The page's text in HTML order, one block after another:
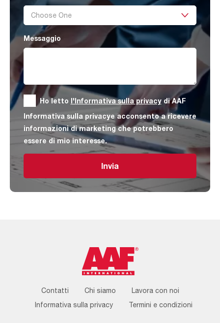
Messaggio
Ho letto l'Informativa sulla privacydi AAF
Informativa sulla privacye acconsento a ricevere
informazioni di marketing che potrebbero
essere di mio interesse.
Invia
Footer
Contatti Chi siamo
Lavora con noi
Informativa sulla privacy
Termini e condizioni